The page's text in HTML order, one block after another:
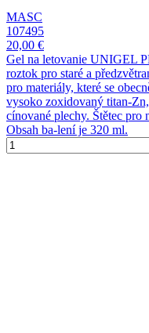
MASC
107495
20,00 €
Gel na letovanie UNIGEL
roztok pro staré a
pro materiály, které se
vysoko zoxidovaný titan-
cínované plechy. Štětec pro
Obsah ba-lení je 320 ml.